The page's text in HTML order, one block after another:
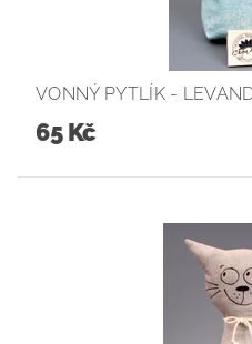
VONNÝ PYTLÍK -
65 Kč